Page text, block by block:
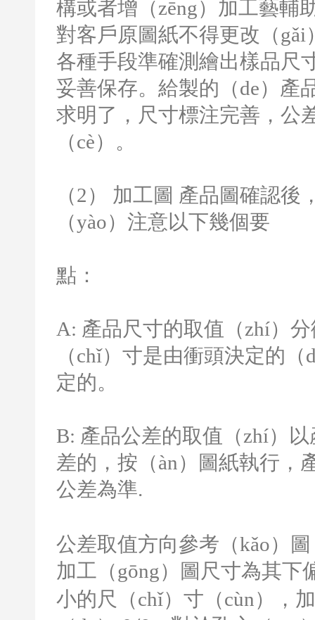
構或者增（zēng）加工藝輔
對客戶原圖紙不得更改（
各種手段準確測繪出樣品尺
妥善保存。給製的（de）產
求明了，尺寸標注完善，公
（cè）。
（2） 加工圖 產品圖確認後
（yào）注意以下幾個要
點：
A: 產品尺寸的取值（zhí）
（chǐ）寸是由衝頭決定的
定的。
B: 產品公差的取值（zhí）
差的，按（àn）圖紙執行，
公差為準.
公差取值方向參考（kǎo）圖
加工（gōng）圖尺寸為其下
小的尺（chǐ）寸（cùn），